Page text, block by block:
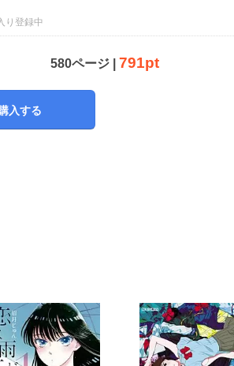
り登録中
580ページ | 791pt
購入する